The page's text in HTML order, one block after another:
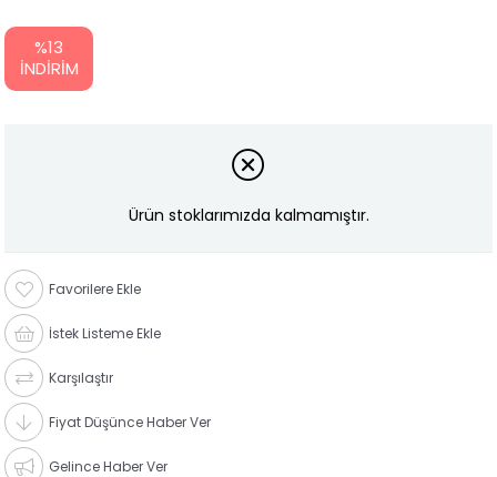
%13
İNDIRIM
Ürün stoklarımızda kalmamıştır.
Favorilere Ekle
İstek Listeme Ekle
Karşılaştır
Fiyat Düşünce Haber Ver
Gelince Haber Ver